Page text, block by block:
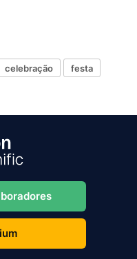
celebração
festa